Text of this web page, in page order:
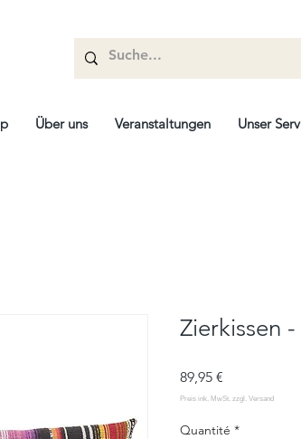
Über uns Veranstaltungen Unser
Zierkissen
89,95 €
Quantité *